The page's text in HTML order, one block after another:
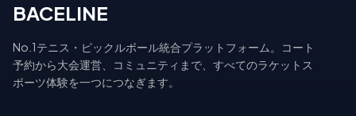
BACELINE
No.1テニス・ピックルボール統合プラットフォーム。コート
予約から大会運営、コミュニティまで、すべてのラケットス
ポーツ体験を一つにつなぎます。